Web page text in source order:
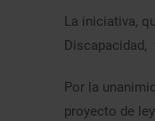
La iniciativa,
Discapacidad,
Por la
proyecto de